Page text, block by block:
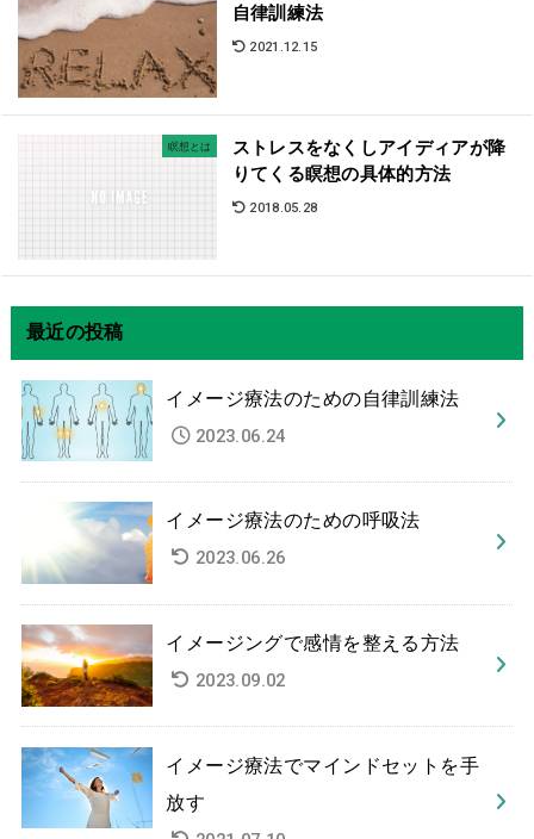
自律訓練法
2021.12.15
瞑想とは
ストレスをなくしアイディアが降
りてくる瞑想の具体的方法
2018.05.28
最近の投稿
イメージ療法のための自律訓練法
2023.06.24
イメージ療法のための呼吸法
2023.06.26
イメージングで感情を整える方法
2023.09.02
イメージ療法でマインドセットを手
放す